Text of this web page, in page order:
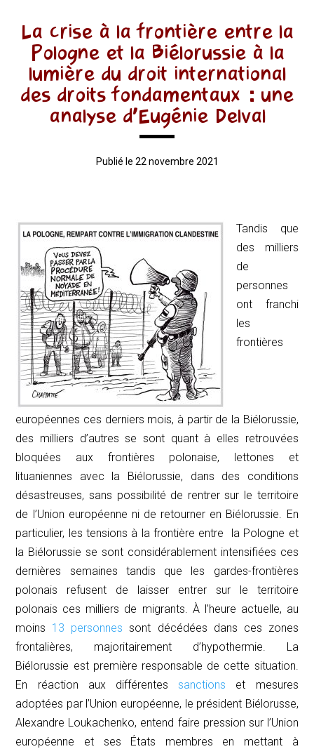
La crise à la frontière entre la
Pologne et la Biélorussie à la
lumière du droit international
des droits fondamentaux : une
analyse d’Eugénie Delval
Publié le 22 novembre 2021
Tandis que
des milliers
de
personnes
ont franchi
les
frontières
européennes ces derniers mois, à partir de la Biélorussie,
des milliers d’autres se sont quant à elles retrouvées
bloquées aux frontières polonaise, lettones et
lituaniennes avec la Biélorussie, dans des conditions
désastreuses, sans possibilité de rentrer sur le territoire
de l’Union européenne ni de retourner en Biélorussie. En
particulier, les tensions à la frontière entre la Pologne et
la Biélorussie se sont considérablement intensifiées ces
dernières semaines tandis que les gardes-frontières
polonais refusent de laisser entrer sur le territoire
polonais ces milliers de migrants. À l’heure actuelle, au
moins 13 personnes sont décédées dans ces zones
frontalières, majoritairement d’hypothermie. La
Biélorussie est première responsable de cette situation.
En réaction aux différentessanctions et mesures
adoptées par l’Union européenne, le président Biélorusse,
Alexandre Loukachenko, entend faire pression sur l’Union
européenne et ses États membres en mettant à